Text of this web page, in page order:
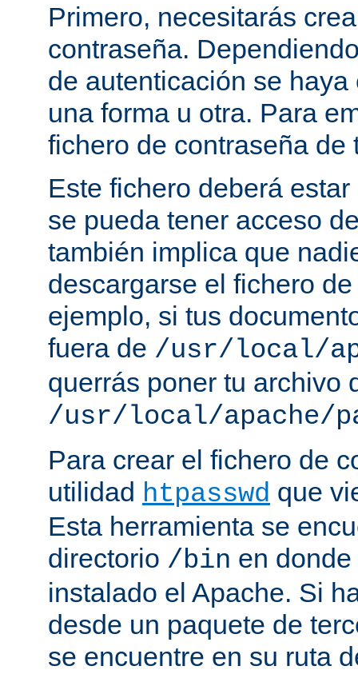
Primero, necesitarás
contraseña.
de autenticación se
una forma u otra. Para
fichero de contraseña de
Este fichero deberá
se pueda tener acceso
también implica que
descargarse el fichero
ejemplo, si tus
fuera de /usr/local/
querrás poner tu archivo
/usr/local/apache/
Para crear el fichero de
utilidad htpasswd que
Esta herramienta se
directorio /bin en
instalado el Apache. Si
desde un paquete de
se encuentre en su ruta